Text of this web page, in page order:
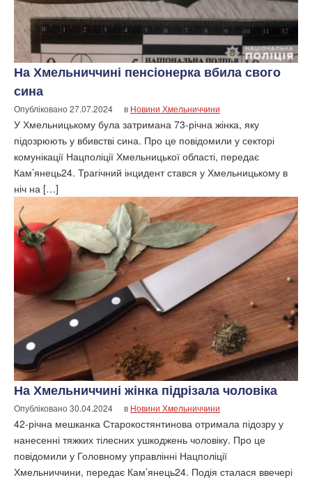
На Хмельниччині пенсіонерка вбила свого
сина
Опубліковано27.07.2024 в Новини Хмельниччини
У Хмельницькому була затримана 73-річна жінка, яку
підозрюють у вбивстві сина. Про це повідомили у секторі
комунікації Нацполіції Хмельницької області, передає
Кам’янець24. Трагічний інцидент стався у Хмельницькому в
ніч на […]
На Хмельниччині жінка підрізала чоловіка
Опубліковано30.04.2024 в Новини Хмельниччини
42-річна мешканка Старокостянтинова отримала підозру у
нанесенні тяжких тілесних ушкоджень чоловіку. Про це
повідомили у Головному управлінні Нацполіції
Хмельниччини, передає Кам’янець24. Подія сталася ввечері